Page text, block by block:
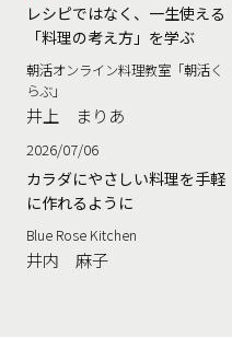
レシピではなく、一生使える
「料理の考え方」を学ぶ
朝活オンライン料理教室「朝活く
らぶ」
井上 まりあ
2026/07/06
カラダにやさしい料理を手軽
に作れるように
Blue Rose Kitchen
井内 麻子